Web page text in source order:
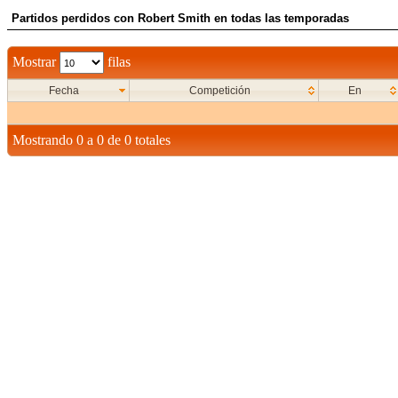
Partidos perdidos con Robert Smith en todas las temporadas
Mostrar filas
Fecha Competición En
Mostrando 0 a 0 de 0 totales